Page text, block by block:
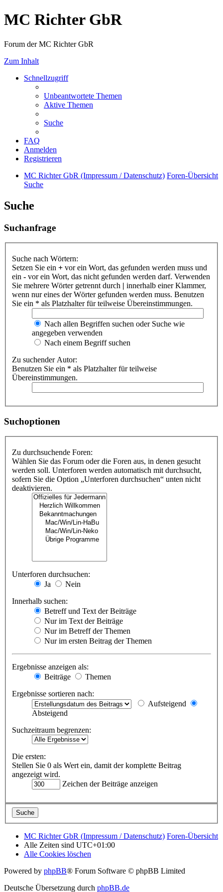
MC Richter GbR
Forum der MC Richter GbR
Zum Inhalt
Schnellzugriff
Unbeantwortete Themen
Aktive Themen
Suche
FAQ
Anmelden
Registrieren
MC Richter GbR (Impressum / Datenschutz) Foren-Übersicht
Suche
Suche
Suchanfrage
Suche nach Wörtern:
Setzen Sie ein + vor ein Wort, das gefunden werden muss und
ein - vor ein Wort, das nicht gefunden werden darf. Verwenden
Sie mehrere Wörter getrennt durch | innerhalb einer Klammer,
wenn nur eines der Wörter gefunden werden muss. Benutzen
Sie ein * als Platzhalter für teilweise Übereinstimmungen.
Nach allen Begriffen suchen oder Suche wie
angegeben verwenden
Nach einem Begriff suchen
Zu suchender Autor:
Benutzen Sie ein * als Platzhalter für teilweise
Übereinstimmungen.
Suchoptionen
Zu durchsuchende Foren:
Wählen Sie das Forum oder die Foren aus, in denen gesucht
werden soll. Unterforen werden automatisch mit durchsucht,
sofern Sie die Option „Unterforen durchsuchen“ unten nicht
deaktivieren.
Unterforen durchsuchen:
Ja
Nein
Innerhalb suchen:
Betreff und Text der Beiträge
Nur im Text der Beiträge
Nur im Betreff der Themen
Nur im ersten Beitrag der Themen
Ergebnisse anzeigen als:
Beiträge
Themen
Ergebnisse sortieren nach:
Aufsteigend
Absteigend
Suchzeitraum begrenzen:
Die ersten:
Stellen Sie 0 als Wert ein, damit der komplette Beitrag
angezeigt wird.
Zeichen der Beiträge anzeigen
MC Richter GbR (Impressum / Datenschutz) Foren-Übersicht
Alle Zeiten sind UTC+01:00
Alle Cookies löschen
Powered by phpBB® Forum Software © phpBB Limited
Deutsche Übersetzung durch phpBB.de